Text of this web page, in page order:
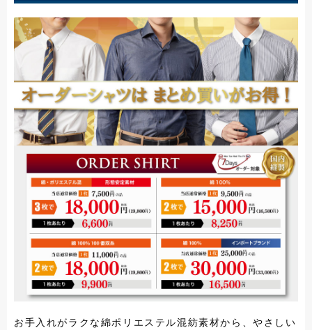
お手入れがラクな綿ポリエステル混紡素材から、やさしい